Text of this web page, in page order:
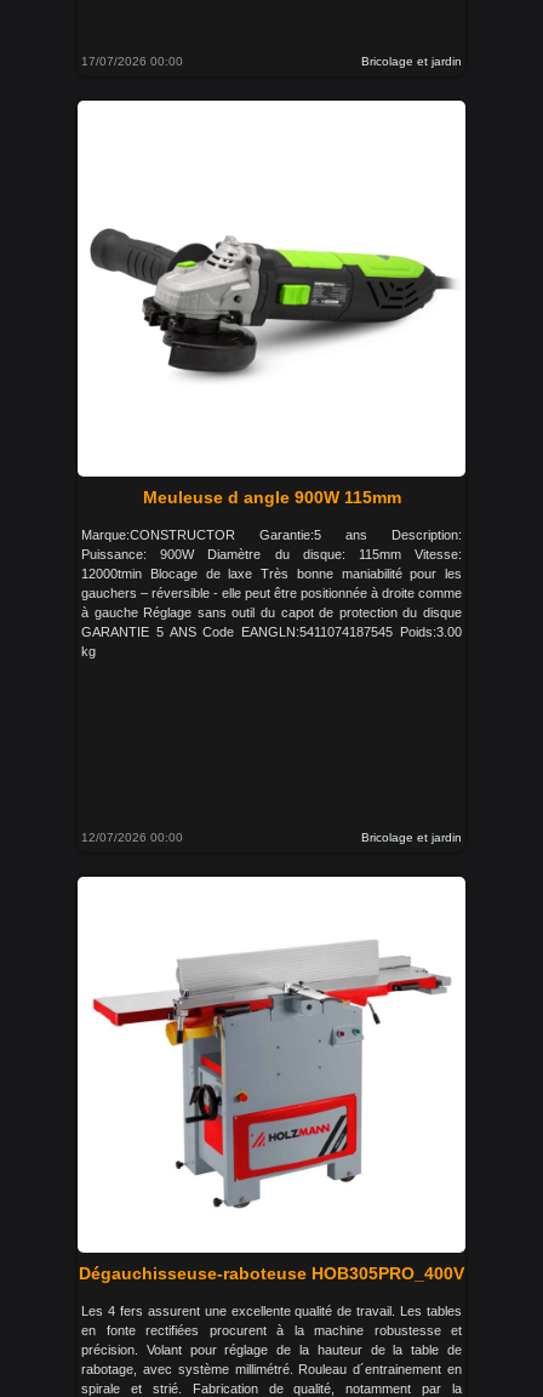
17/07/2026 00:00 Bricolage et jardin
Meuleuse d angle 900W 115mm
Marque:CONSTRUCTOR Garantie:5 ans Description:
Puissance: 900W Diamètre du disque: 115mm Vitesse:
12000tmin Blocage de laxe Très bonne maniabilité pour les
gauchers – réversible - elle peut être positionnée à droite comme
à gauche Réglage sans outil du capot de protection du disque
GARANTIE 5 ANS Code EANGLN:5411074187545 Poids:3.00
kg
12/07/2026 00:00 Bricolage et jardin
Dégauchisseuse-raboteuse HOB305PRO_400V
Les 4 fers assurent une excellente qualité de travail. Les tables
en fonte rectifiées procurent à la machine robustesse et
précision. Volant pour réglage de la hauteur de la table de
rabotage, avec système millimétré. Rouleau d´entrainement en
spirale et strié. Fabrication de qualité, notamment par la